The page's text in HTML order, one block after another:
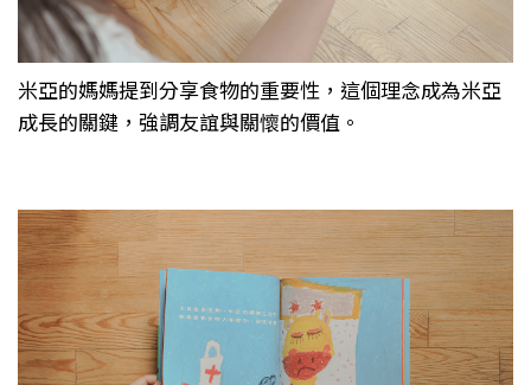
米亞的媽媽提到分享食物的重要性，這個理念成為米亞
成長的關鍵，強調友誼與關懷的價值。